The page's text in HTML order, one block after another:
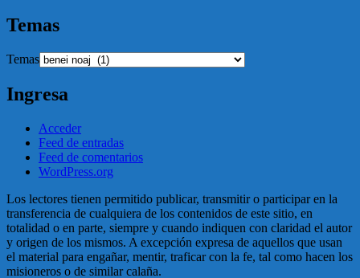
Temas
Temas
Ingresa
Acceder
Feed de entradas
Feed de comentarios
WordPress.org
Los lectores tienen permitido publicar, transmitir o participar en la
transferencia de cualquiera de los contenidos de este sitio, en
totalidad o en parte, siempre y cuando indiquen con claridad el autor
y origen de los mismos. A excepción expresa de aquellos que usan
el material para engañar, mentir, traficar con la fe, tal como hacen los
misioneros o de similar calaña.